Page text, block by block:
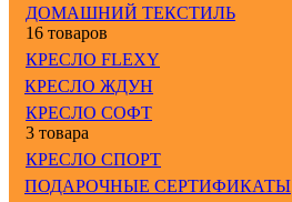
ДОМАШНИЙ ТЕКСТИЛЬ
16 товаров
КРЕСЛО FLEXY
КРЕСЛО ЖДУН
КРЕСЛО СОФТ
3 товара
КРЕСЛО СПОРТ
ПОДАРОЧНЫЕ СЕРТИФИКАТЫ